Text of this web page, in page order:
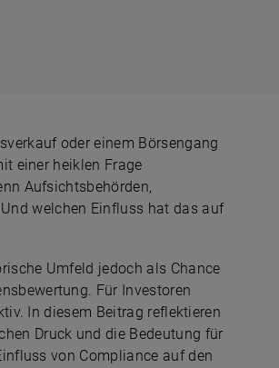
oder einem Börsengang
einer heiklen Frage
Aufsichtsbehörden,
welchen Einfluss hat das auf
Umfeld jedoch als Chance
Für Investoren
In diesem Beitrag reflektieren
Druck und die Bedeutung für
von Compliance auf den